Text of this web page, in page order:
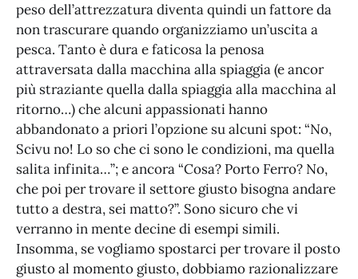
peso dell’attrezzatura diventa quindi un fattore da
non trascurare quando organizziamo un’uscita a
pesca. Tanto è dura e faticosa la penosa
attraversata dalla macchina alla spiaggia (e ancor
più straziante quella dalla spiaggia alla macchina al
ritorno…) che alcuni appassionati hanno
abbandonato a priori l’opzione su alcuni spot: “No,
Scivu no! Lo so che ci sono le condizioni, ma quella
salita infinita…”; e ancora “Cosa? Porto Ferro? No,
che poi per trovare il settore giusto bisogna andare
tutto a destra, sei matto?”. Sono sicuro che vi
verranno in mente decine di esempi simili.
Insomma, se vogliamo spostarci per trovare il posto
giusto al momento giusto, dobbiamo razionalizzare